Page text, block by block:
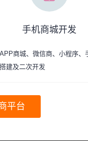
手机商城开发
商城、微信商、小程序、
建及二次开发
平台